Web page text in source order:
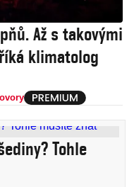
Až s takovými
klimatolog
Tohle